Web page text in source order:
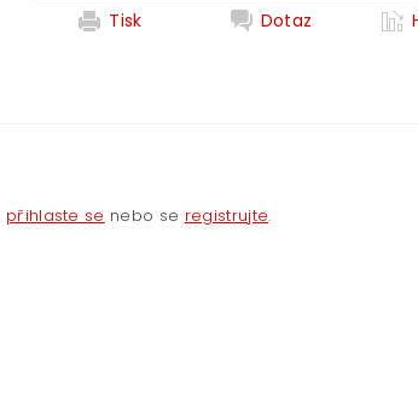
Tisk
Dotaz
přihlaste se nebo se registrujte.